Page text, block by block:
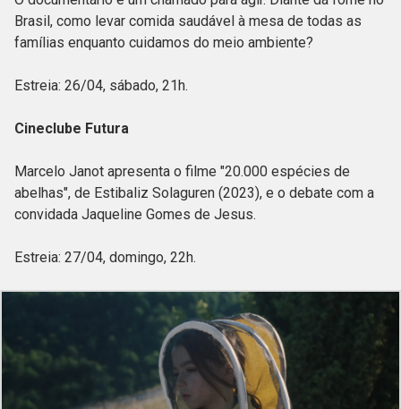
Brasil, como levar comida saudável à mesa de todas as
famílias enquanto cuidamos do meio ambiente?
Estreia: 26/04, sábado, 21h.
Cineclube Futura
Marcelo Janot apresenta o filme "20.000 espécies de
abelhas", de Estibaliz Solaguren (2023), e o debate com a
convidada Jaqueline Gomes de Jesus.
Estreia: 27/04, domingo, 22h.